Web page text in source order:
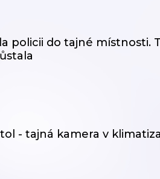
policii do tajné místnosti.
- tajná kamera v